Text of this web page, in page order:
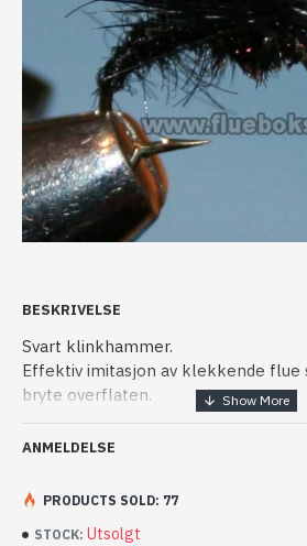
BESKRIVELSE
Svart klinkhammer.
Effektiv imitasjon av klekkende flue
bryte overflaten.
Fungerer utmerket, ikke bare
resten av sesongen.
Krok: Mustad, Kumho
ANMELDELSE
STOCK: Utsolgt
PRODUCTS SOLD: 77